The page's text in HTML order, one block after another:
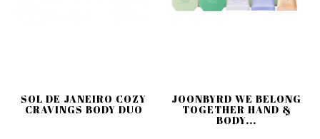
SOL DE JANEIRO COZY
CRAVINGS BODY DUO
JOONBYRD WE BELONG
TOGETHER HAND &
BODY...